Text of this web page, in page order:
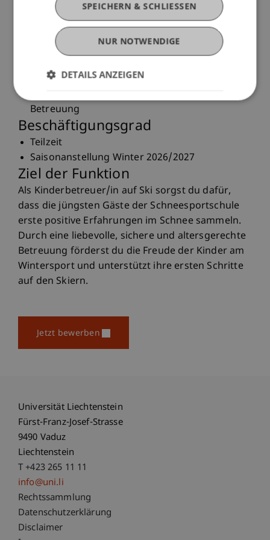
Wintersportgebiet
Kostenlose interne Ausbildung und Einführung
in die Tätigkeit
Abwechslungsreiche Arbeit mit Kindern und
Regelmässige Team- und Mitarbeiterevents
Betreuung
Beschäftigungsgrad
Teilzeit
Saisonanstellung Winter 2026/2027
Ziel der Funktion
Als Kinderbetreuer/in auf Ski sorgst du dafür,
dass die jüngsten Gäste der Schneesportschule
erste positive Erfahrungen im Schnee sammeln.
Durch eine liebevolle, sichere und altersgerechte
Betreuung förderst du die Freude der Kinder am
Wintersport und unterstützt ihre ersten Schritte
auf den Skiern.
Jetzt bewerben
Universität Liechtenstein
Fürst-Franz-Josef-Strasse
9490 Vaduz
Liechtenstein
T +423 265 11 11
info@uni.li
Fußzeile Rechtliche Hinweise
Rechtssammlung
Datenschutzerklärung
Disclaimer
SPEICHERN & SCHLIESSEN
NUR NOTWENDIGE
DETAILS ANZEIGEN